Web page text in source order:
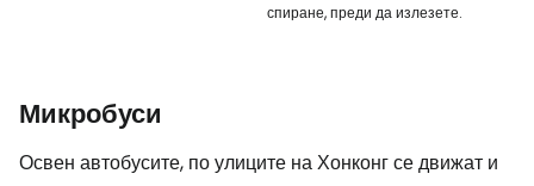
спиране, преди да излезете.
Микробуси
Освен автобусите, по улиците на Хонконг се движат и